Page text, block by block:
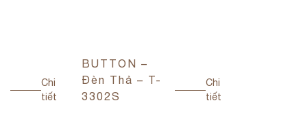
Chi
tiết
BUTTON –
Đèn Thả – T-
3302S
Chi
tiết